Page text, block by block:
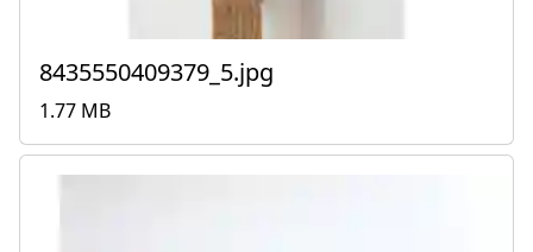
8435550409379_5.jpg
1.77 MB